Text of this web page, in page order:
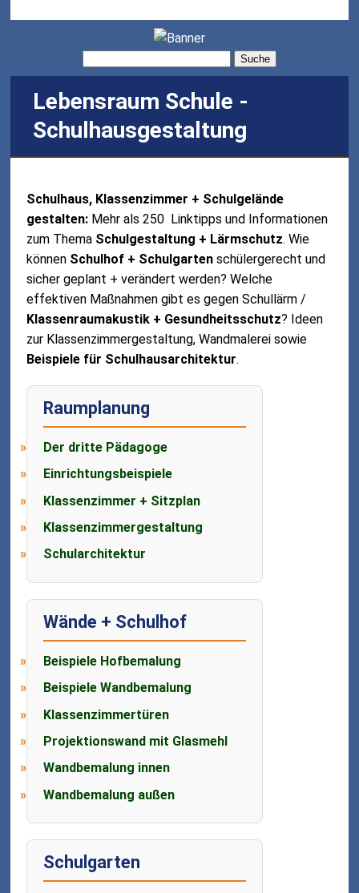
Suche
Lebensraum Schule -
Schulhausgestaltung
Schulhaus, Klassenzimmer + Schulgelände
gestalten: Mehr als 250 Linktipps und Informationen
zum Thema Schulgestaltung + Lärmschutz. Wie
können Schulhof + Schulgarten schülergerecht und
sicher geplant + verändert werden? Welche
effektiven Maßnahmen gibt es gegen Schullärm /
Klassenraumakustik + Gesundheitsschutz? Ideen
zur Klassenzimmergestaltung, Wandmalerei sowie
Beispiele für Schulhausarchitektur.
Raumplanung
Der dritte Pädagoge
Einrichtungsbeispiele
Klassenzimmer + Sitzplan
Klassenzimmergestaltung
Schularchitektur
Wände + Schulhof
Beispiele Hofbemalung
Beispiele Wandbemalung
Klassenzimmertüren
Projektionswand mit Glasmehl
Wandbemalung innen
Wandbemalung außen
Schulgarten